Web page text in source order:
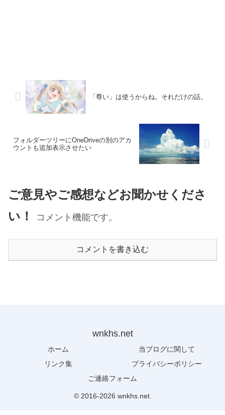
「尊い」は使うからね。それだけの話。
フォルダーツリーにOneDriveの別のアカ
ウントも追加表示させたい
ご意見やご感想などお聞かせくださ
い！
コメント機能です。
コメントを書き込む
wnkhs.net
ホーム
当ブログに関して
リンク集
プライバシーポリシー
ご連絡フォーム
© 2016-2026 wnkhs.net.